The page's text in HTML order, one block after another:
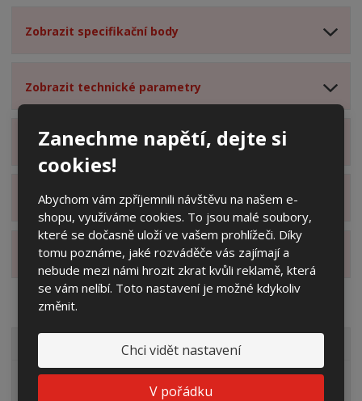
Zanechme napětí, dejte si
cookies!
Abychom vám zpříjemnili návštěvu na našem e-
shopu, využíváme cookies. To jsou malé soubory,
které se dočasně uloží ve vašem prohlížeči. Díky
tomu poznáme, jaké rozváděče vás zajímají a
nebude mezi námi hrozit zkrat kvůli reklamě, která
se vám nelíbí. Toto nastavení je možné kdykoliv
změnit.
Chci vidět nastavení
V pořádku
Zobrazit specifikační body
Zobrazit technické parametry
Zobrazit hodnocení produktu
Zobrazit dotazy z poradny
Zobrazit alternativní produkty
VŠECHNY KATEGORIE
Elektroměrové rozvaděče